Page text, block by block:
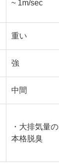
~ 1m/sec
重い
強
中間
・大排気量の
本格脱臭